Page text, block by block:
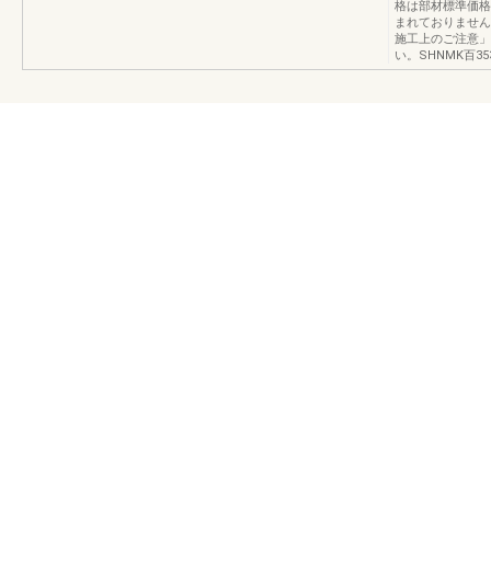
格は部材標準価
まれておりませ
施工上のご注意
い。SHNMK百